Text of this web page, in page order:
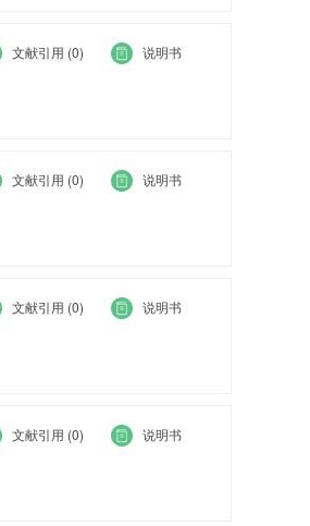
文献引用 (0) 说明书
文献引用 (0) 说明书
文献引用 (0) 说明书
文献引用 (0) 说明书